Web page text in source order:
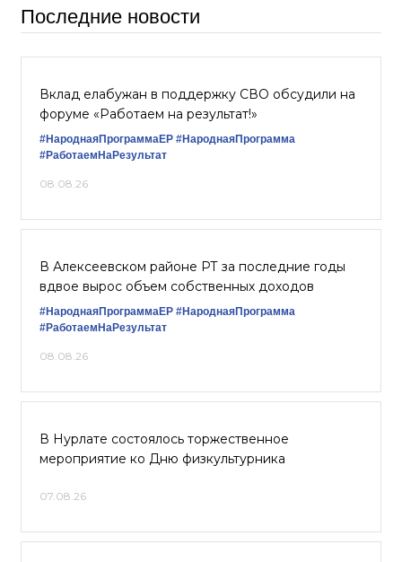
Последние новости
Вклад елабужан в поддержку СВО обсудили на
форуме «Работаем на результат!»
#НароднаяПрограммаЕР #НароднаяПрограмма
#РаботаемНаРезультат
08.08.26
В Алексеевском районе РТ за последние годы
вдвое вырос объем собственных доходов
#НароднаяПрограммаЕР #НароднаяПрограмма
#РаботаемНаРезультат
08.08.26
В Нурлате состоялось торжественное
мероприятие ко Дню физкультурника
07.08.26